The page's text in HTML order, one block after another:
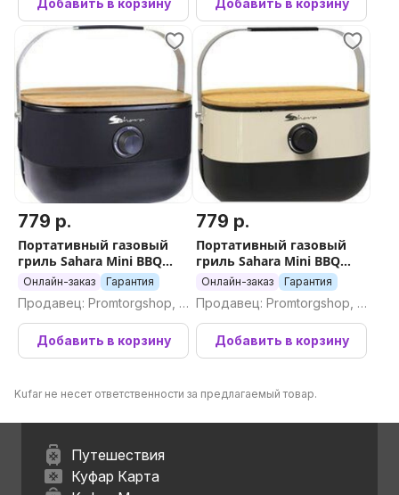
Добавить в корзину
Добавить в корзину
779 р.
Портативный газовый
гриль Sahara Mini BBQ
(черный)
Онлайн-заказ Гарантия
Продавец: Promtorgshop, П
ромторгшоп
Добавить в корзину
779 р.
Портативный газовый
гриль Sahara Mini BBQ
(кремовый)
Онлайн-заказ Гарантия
Продавец: Promtorgshop, П
ромторгшоп
Добавить в корзину
Kufar не несет ответственности за предлагаемый товар.
Путешествия
Куфар Карта